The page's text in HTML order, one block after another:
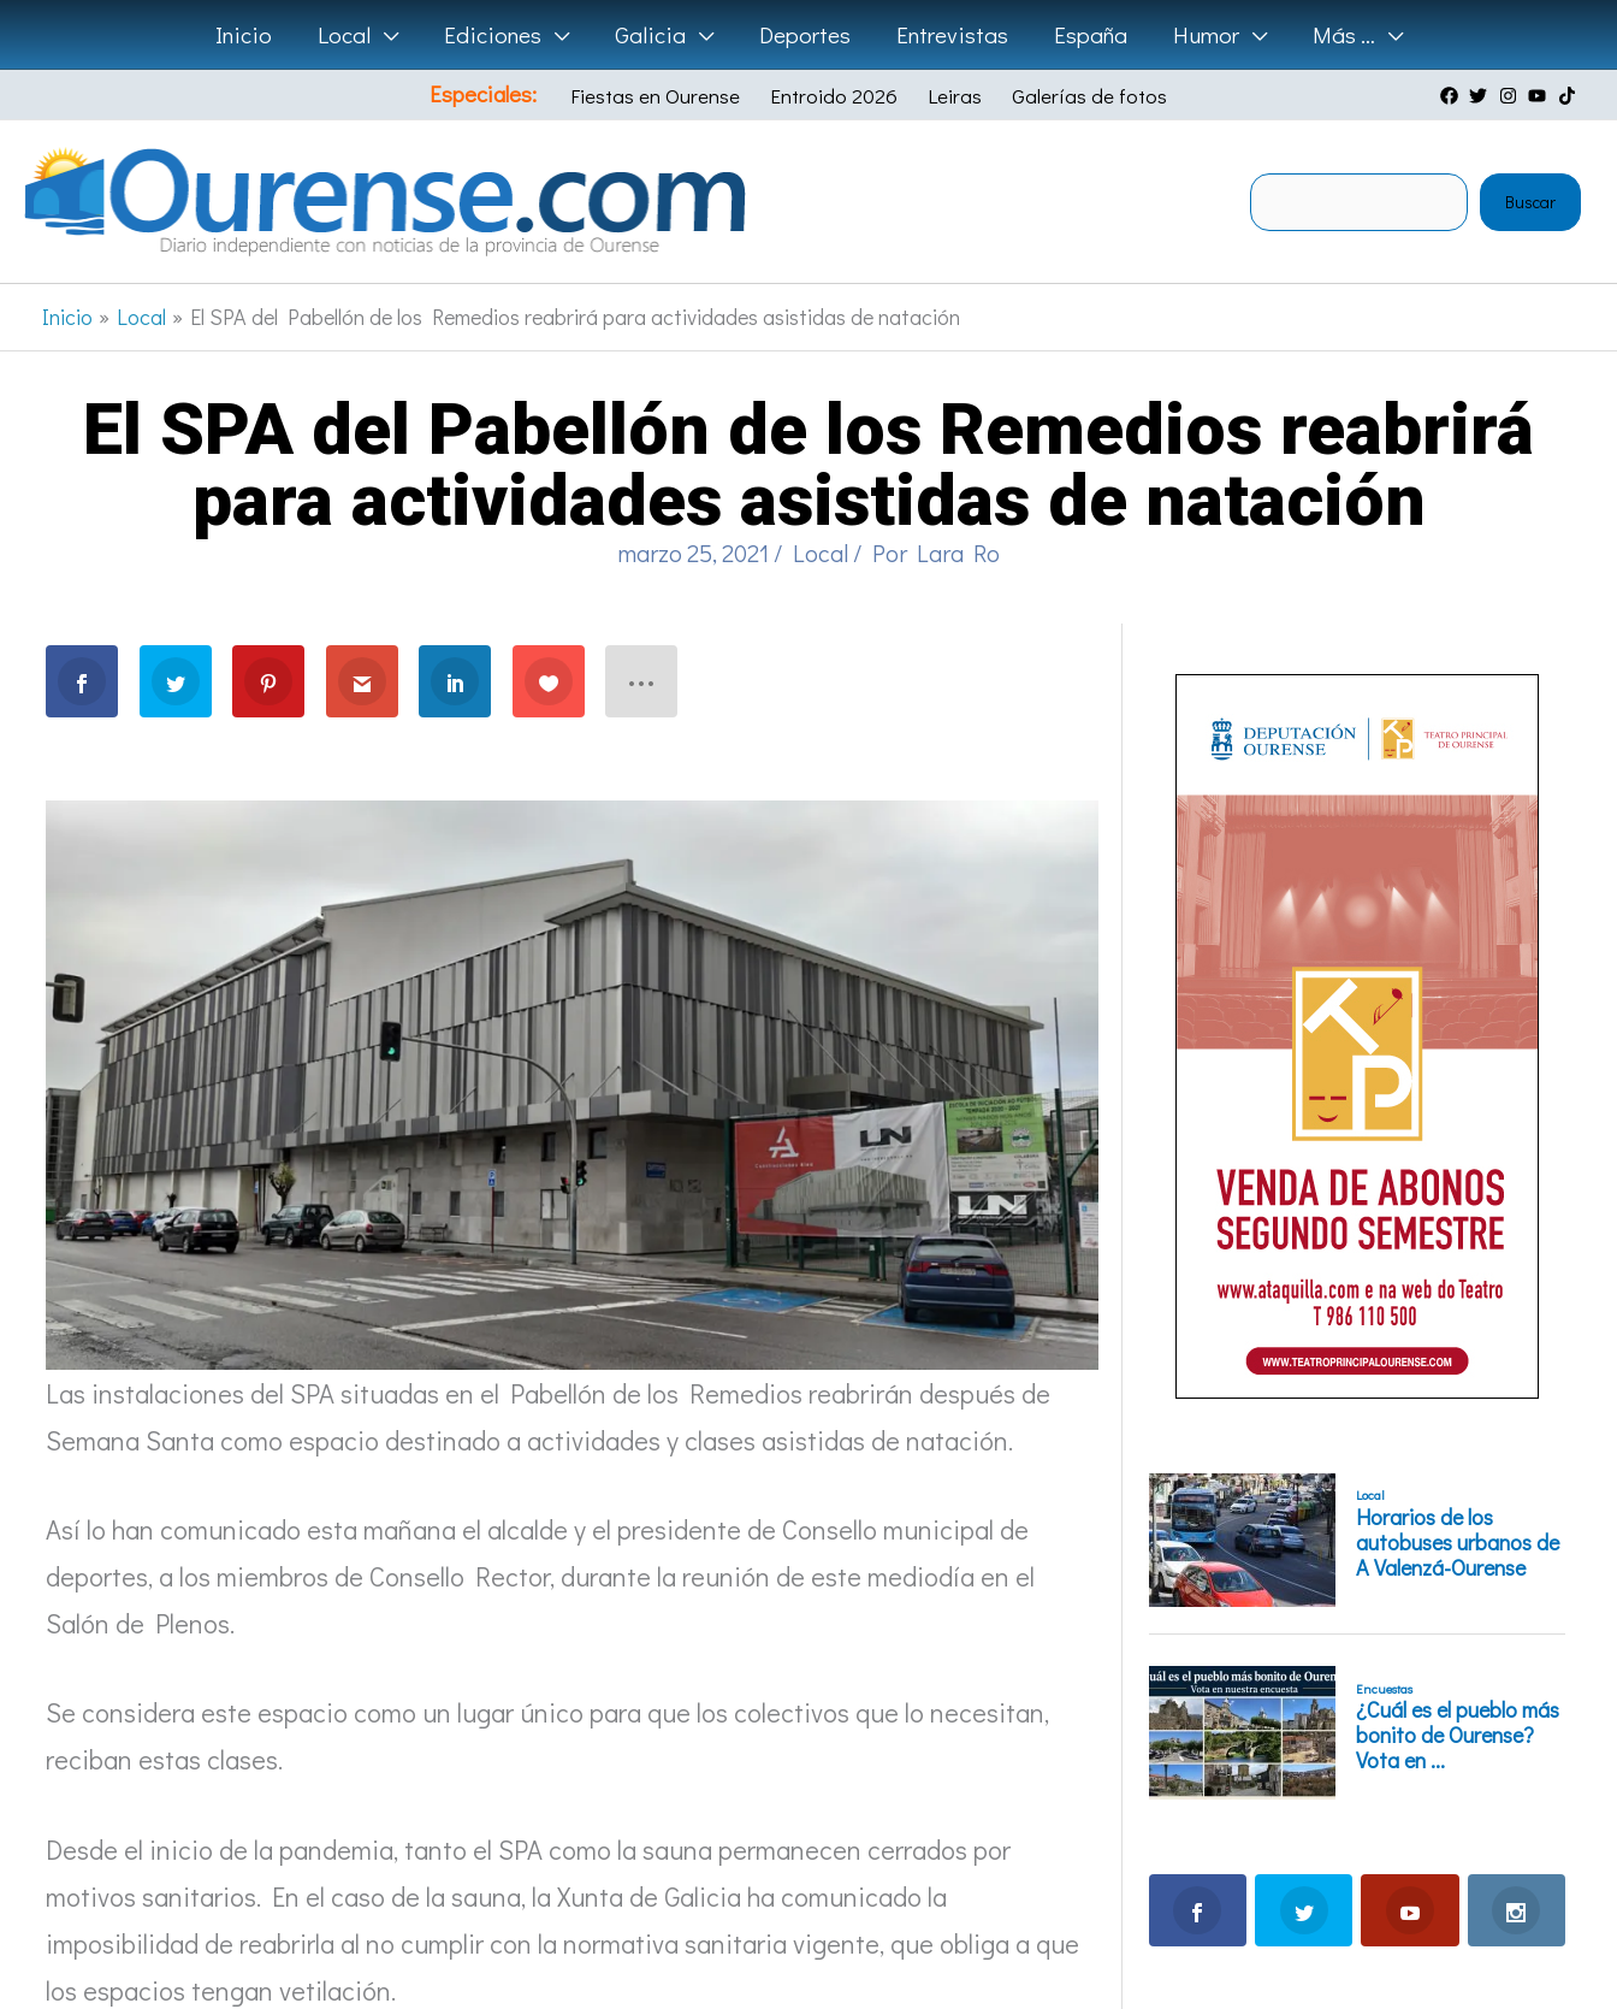
Ir
al
contenido
Inicio Local Ediciones Galicia Deportes Entrevistas España Humor
Más …
Especiales:
Fiestas en Ourense Entroido 2026 Leiras Galerías de fotos
Buscar
Inicio Local El SPA del Pabellón de los Remedios reabrirá para actividades asistidas de natación
El SPA del Pabellón de los Remedios reabrirá
para actividades asistidas de natación
marzo 25, 2021 / Local / Por Lara Ro
Las instalaciones del SPA situadas en el Pabellón de los Remedios reabrirán después de
Semana Santa como espacio destinado a actividades y clases asistidas de natación.
Así lo han comunicado esta mañana el alcalde y el presidente de Consello municipal de
deportes, a los miembros de Consello Rector, durante la reunión de este mediodía en el
Salón de Plenos.
Se considera este espacio como un lugar único para que los colectivos que lo necesitan,
reciban estas clases.
Desde el inicio de la pandemia, tanto el SPA como la sauna permanecen cerrados por
motivos sanitarios. En el caso de la sauna, la Xunta de Galicia ha comunicado la
imposibilidad de reabrirla al no cumplir con la normativa sanitaria vigente, que obliga a que
los espacios tengan vetilación.